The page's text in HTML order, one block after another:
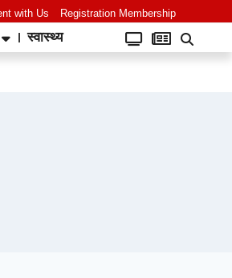
with Us Registration Membership
स्वास्थ्य